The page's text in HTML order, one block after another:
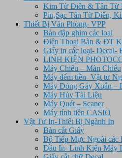
Kim Từ Điên & Tân Từ
Pin,Sạc Tân Từ Điển,
Thiết Bị Văn Phòng- VPP
Bàn dập ghim các loại
Điện Thoại Bàn & ĐT
Giấy in các loại- Decal-
LINH KIỆN
Máy Chiếu – Màn Chiếu
Máy đếm tiền- Vật tư
Máy Đóng Gáy Xoắn –
Máy Hủy Tài Liệu
Máy Quét – Scaner
Máy tính tiền CASIO
Vật Tư In-Thiết Bị Ngành In
Bàn cắt Giấy
Bộ Tiếp Mực Ngoài các
Đầu In- Linh Kiện Máy